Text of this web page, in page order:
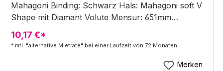
Mahagoni Binding: Schwarz Hals: Mahagoni soft V
Shape mit Diamant Volute Mensur: 651mm
Korpustiefe: 5 Bünde: 20 Mechaniken: Chrome
Die-cast Pins: Ibanez Advantage Steg: Palisander
Light (.012 - .053 Gauge Farbe: Open Pore Natural
10,17 €*
* mtl. "alternative Mietrate" bei einer Laufzeit von 72 Monaten
Merken